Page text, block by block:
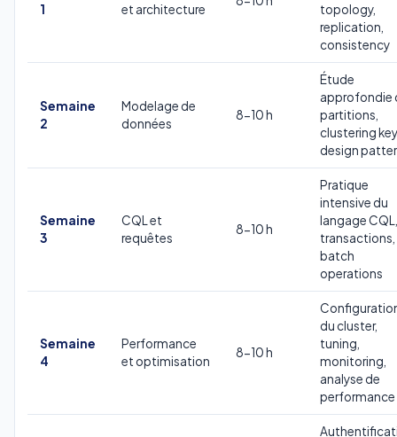
1
et architecture
topology,
replication,
consistency
Semaine
2
Modelage de
données
8-10 h
Étude
approfondie
partitions,
clustering
design
Semaine
3
CQL et
requêtes
8-10 h
Pratique
intensive du
langage CQL,
transactions,
batch
operations
Semaine
4
Performance
et optimisation
8-10 h
du cluster,
tuning,
monitoring,
analyse de
performance